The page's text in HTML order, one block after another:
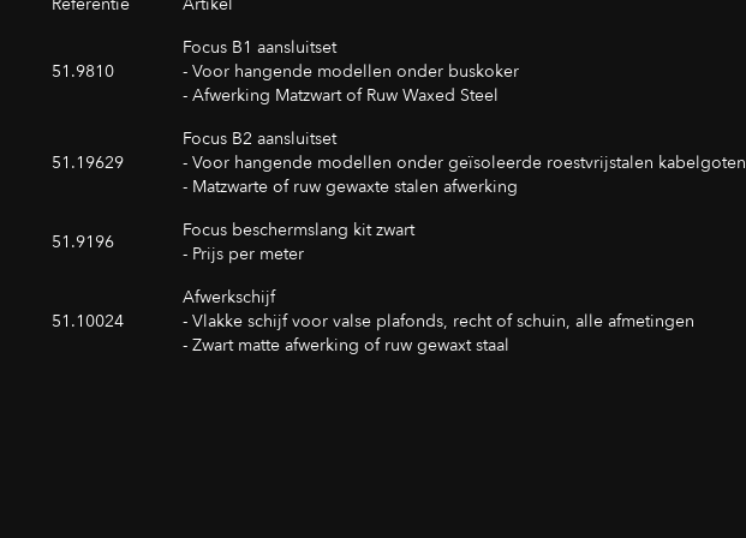
51.9810
Focus B1 aansluitset
- Voor hangende modellen onder buskoker
- Afwerking Matzwart of Ruw Waxed Steel
51.19629
Focus B2 aansluitset
- Voor hangende modellen onder geïsoleerde roestvrijstalen kabelgoten
- Matzwarte of ruw gewaxte stalen afwerking
51.9196
Focus beschermslang kit zwart
- Prijs per meter
51.10024
Afwerkschijf
- Vlakke schijf voor valse plafonds, recht of schuin, alle afmetingen
- Zwart matte afwerking of ruw gewaxt staal